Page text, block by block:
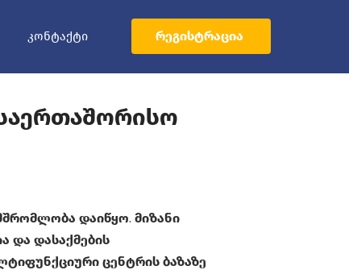
ᲙᲝᲜᲢᲐᲥᲢᲘ ᲠᲔᲒᲘᲡᲢᲠᲐᲪᲘᲐ
დაიწყო. მიზანი
და დასაქმების
ცენტრის ბაზაზე